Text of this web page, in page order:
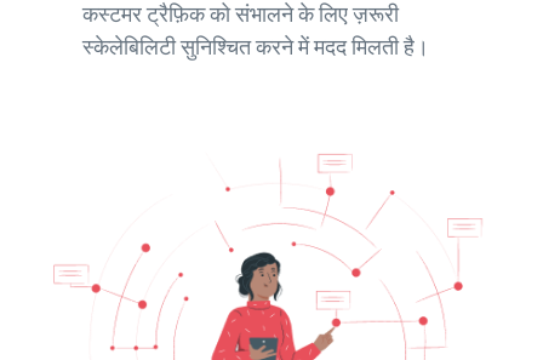
कस्टमर ट्रैफ़िक को संभालने के लिए ज़रूरी
स्केलेबिलिटी सुनिश्चित करने में मदद मिलती है।